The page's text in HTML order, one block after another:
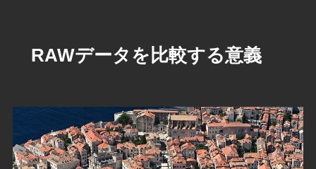
RAWデータを比較する意義